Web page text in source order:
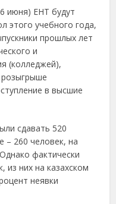
июня) ЕНТ будут
этого учебного года,
прошлых лет
и
(колледжей),
в высшие
сдавать 520
– 260 человек, на
фактически
из них на казахском
неявки